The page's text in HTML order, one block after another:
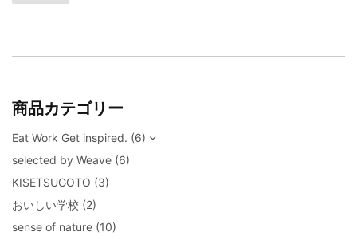
商品カテゴリー
Eat Work Get inspired. (6)
selected by Weave (6)
KISETSUGOTO (3)
おいしい学校 (2)
sense of nature (10)